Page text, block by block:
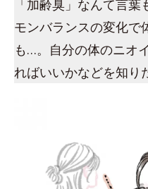
「加齢臭」なんて言
モンバランスの変化で
も…。自分の体のニオ
ればいいかなどを知り